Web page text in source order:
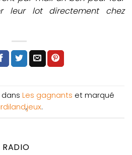
leur lot directement chez
Les gagnants et marqué
,jeux.